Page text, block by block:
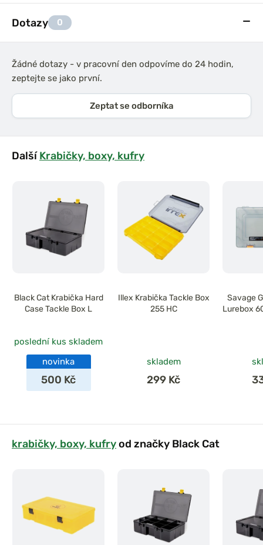
Dotazy 0
Žádné dotazy - v pracovní den odpovíme do 24 hodin,
zeptejte se jako první.
Zeptat se odborníka
DalšíKrabičky, boxy, kufry
Black Cat Krabička Hard
Case Tackle Box L
poslední kus skladem
novinka
500 Kč
Illex Krabička Tackle Box
255 HC
skladem
299 Kč
Savage
Lurebox
krabičky, boxy, kufryod značky Black Cat